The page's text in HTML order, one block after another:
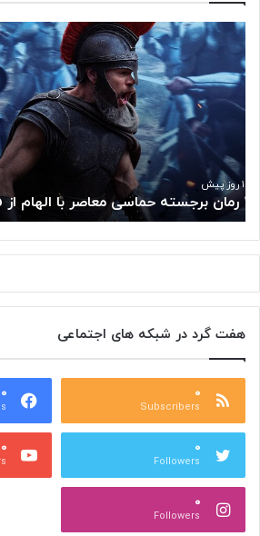
م
غ
ز
م
ت
گ
و
گ
ل
ا
س
ت
خ
و
ن
ه‌
ی
۱ روز پیش
مغز متفکر گوگل از سمت خود
هفت گرد در شبکه های اجتماعی
۰
Subscribers
۰
۰
Followers
۰
۰
Followers